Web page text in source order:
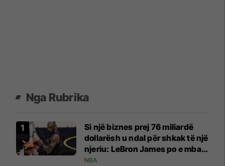
Nga Rubrika
Si një biznes prej 76 miliardë
dollarësh u ndal për shkak të një
njeriu: LeBron James po e mban
‘peng’ NBA-në
NBA